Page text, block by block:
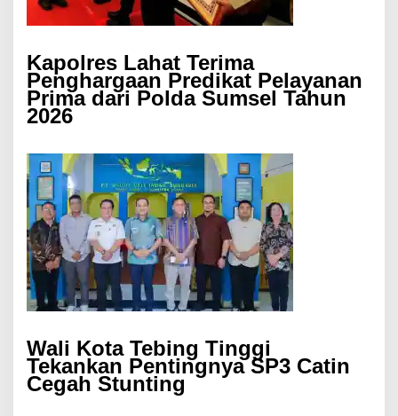
Kapolres Lahat Terima
Penghargaan Predikat Pelayanan
Prima dari Polda Sumsel Tahun
2026
Wali Kota Tebing Tinggi
Tekankan Pentingnya SP3 Catin
Cegah Stunting